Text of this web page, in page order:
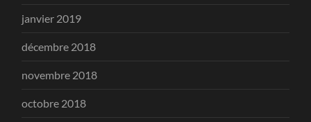
janvier 2019
décembre 2018
novembre 2018
octobre 2018